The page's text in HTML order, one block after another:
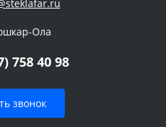
Ола
758 40 98
звонок